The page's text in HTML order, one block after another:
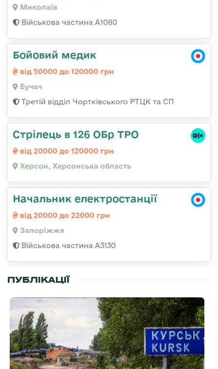
Миколаїв
Військова частина А1080
Бойовий медик
від 50000 до 120000 грн
Бучач
Третій відділ Чортківського РТЦК та СП
Стрілець в 126 ОБр ТРО
від 20000 до 120000 грн
Херсон, Херсонська область
Начальник електростанції
від 20000 до 22000 грн
Запоріжжя
Військова частина А3130
ПУБЛІКАЦІЇ